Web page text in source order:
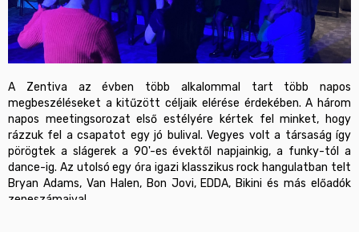
A Zentiva az évben több alkalommal tart több napos
megbeszéléseket a kitűzött céljaik elérése érdekében. A három
napos meetingsorozat első estélyére kértek fel minket, hogy
rázzuk fel a csapatot egy jó bulival. Vegyes volt a társaság így
pörögtek a slágerek a 90'-es évektől napjainkig, a funky-tól a
dance-ig. Az utolsó egy óra igazi klasszikus rock hangulatban telt
Bryan Adams, Van Halen, Bon Jovi, EDDA, Bikini és más előadók
zeneszámaival.